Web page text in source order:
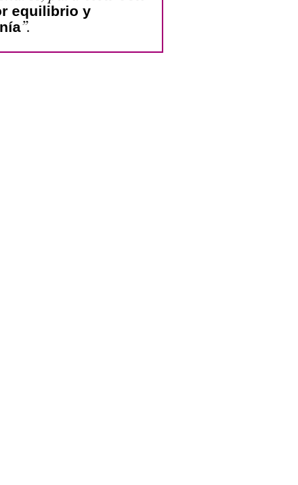
equilibrio y
”.